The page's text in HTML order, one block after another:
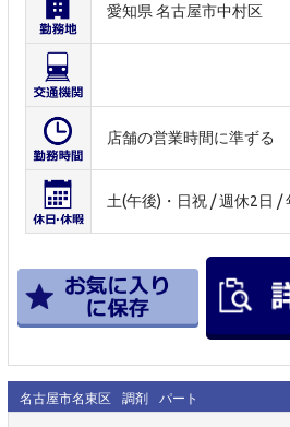
愛知県 名古屋市中村区
店舗の営業時間に準ずる
土(午後)・日祝 / 週休2日 /
名古屋市名東区 調剤 パート